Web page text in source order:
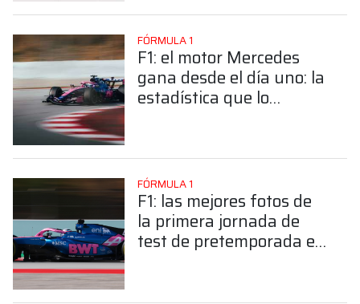
FÓRMULA 1
F1: el motor Mercedes
gana desde el día uno: la
estadística que lo
FÓRMULA 1
F1: las mejores fotos de
la primera jornada de
test de pretemporada en